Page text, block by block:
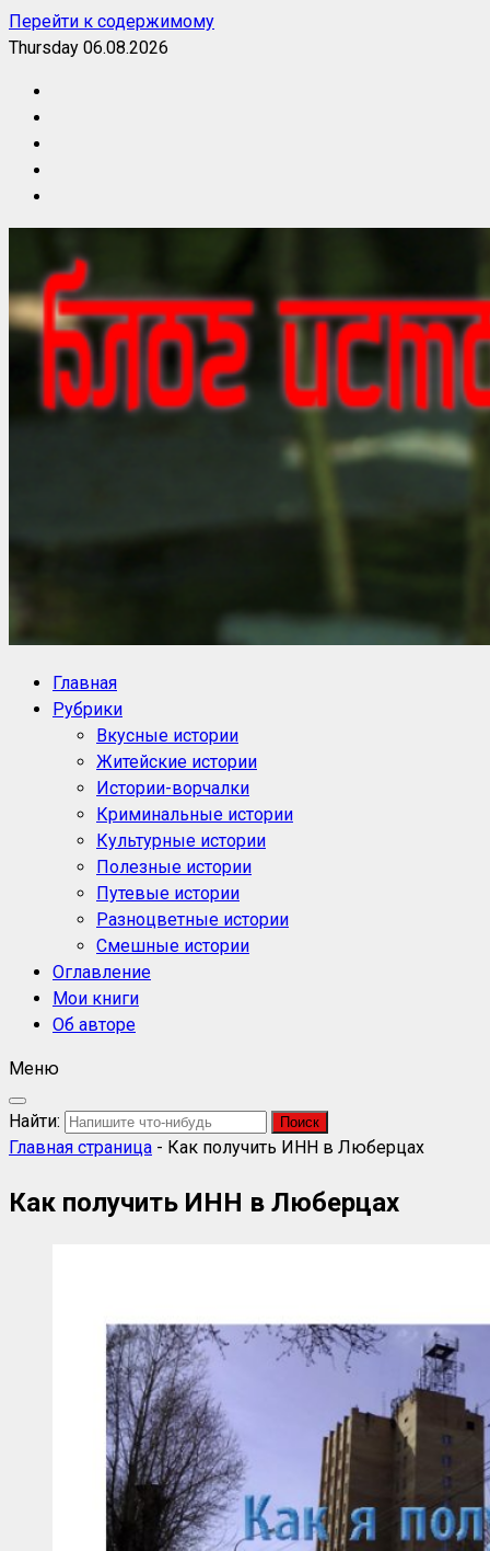
Перейти к содержимому
Thursday 06.08.2026
Блог историй NoorySan
Главная
Рубрики
Вкусные истории
Житейские истории
Истории-ворчалки
Криминальные истории
Культурные истории
Полезные истории
Путевые истории
Разноцветные истории
Смешные истории
Оглавление
Мои книги
Об авторе
Меню
Найти:
Главная страница - Как получить ИНН в Люберцах
Как получить ИНН в Люберцах